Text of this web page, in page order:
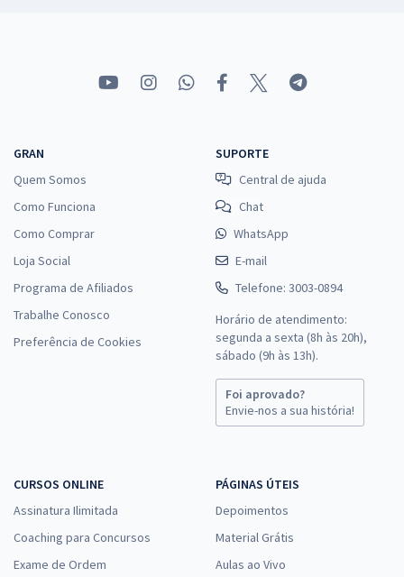
GRAN
Quem Somos
Como Funciona
Como Comprar
Loja Social
Programa de Afiliados
Trabalhe Conosco
Preferência de Cookies
SUPORTE
Central de ajuda
Chat
WhatsApp
E-mail
Telefone: 3003-0894
Horário de atendimento:
segunda a sexta (8h às 20h),
sábado (9h às 13h).
Foi aprovado?
Envie-nos a sua história!
CURSOS ONLINE
Assinatura Ilimitada
Coaching para Concursos
Exame de Ordem
PÁGINAS ÚTEIS
Depoimentos
Material Grátis
Aulas ao Vivo